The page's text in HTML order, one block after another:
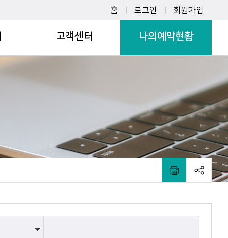
홈 로그인 회원가입
고객센터 나의예약현황
사물함이용내역
일일입장 내역
탄천파크골프장 내역
실내놀이터 내역